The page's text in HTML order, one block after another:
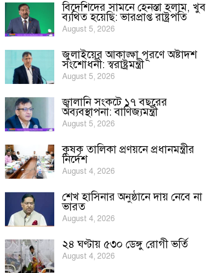
বিদেশিদের সামনে হেনস্তা হলাম, খুব
ব্যথিত হয়েছি: ভারপ্রাপ্ত রাষ্ট্রপতি
August 5, 2026
জুলাইয়ের আকাঙ্ক্ষা পূরণে অষ্টাদশ
সংশোধনী: স্বরাষ্ট্রমন্ত্রী
August 5, 2026
জ্বালানি সংকটে ১৭ বছরের
অব্যবস্থাপনা: বাণিজ্যমন্ত্রী
August 5, 2026
কৃষক তালিকা প্রণয়নে প্রধানমন্ত্রীর
নির্দেশ
August 4, 2026
শেখ হাসিনার অনুষ্ঠানে দায় নেবে না
ভারত
August 4, 2026
২৪ ঘণ্টায় ৫৩০ ডেঙ্গু রোগী ভর্তি
August 4, 2026